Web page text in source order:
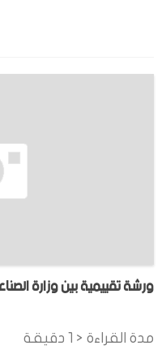
ورشة تقييمية بين وزارة
مدة القراءة < 1
دقيقة